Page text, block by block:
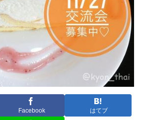
Facebook はてブ